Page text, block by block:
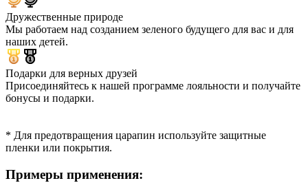
Дружественные природе
Мы работаем над созданием зеленого будущего для вас и для
наших детей.
Подарки для верных друзей
Присоединяйтесь к нашей программе лояльности и получайте
бонусы и подарки.
* Для предотвращения царапин используйте защитные
пленки или покрытия.
Примеры применения: